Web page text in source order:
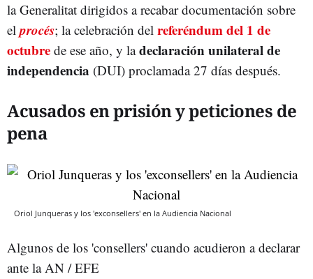
la Generalitat dirigidos a recabar documentación sobre
elprocés; la celebración del referéndum del 1 de
octubre de ese año, y ladeclaración unilateral de
independencia (DUI) proclamada 27 días después.
Acusados en prisión y peticiones de
pena
Oriol Junqueras y los 'exconsellers' en la Audiencia Nacional
Algunos de los 'consellers' cuando acudieron a declarar
ante la AN / EFE